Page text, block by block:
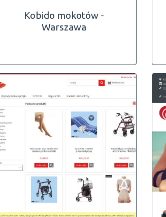
Kobido mokotów -
Warszawa